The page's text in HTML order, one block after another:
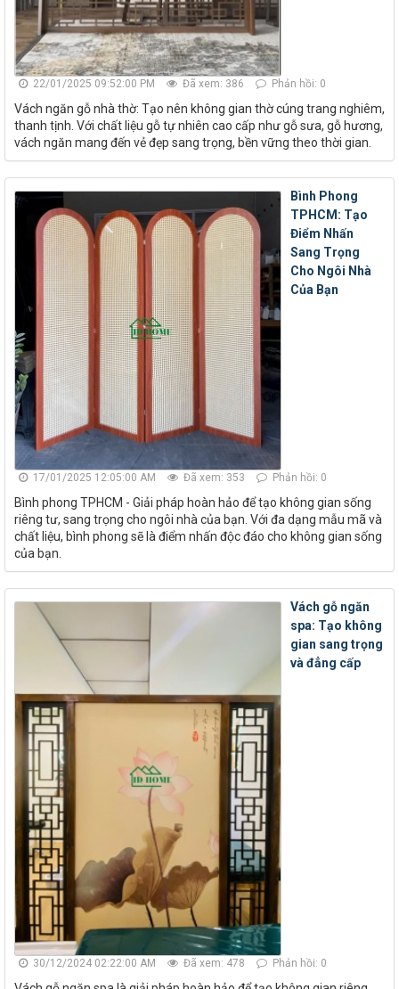
22/01/2025 09:52:00 PM Đã xem: 386 Phản hồi: 0
Vách ngăn gỗ nhà thờ: Tạo nên không gian thờ cúng trang nghiêm,
thanh tịnh. Với chất liệu gỗ tự nhiên cao cấp như gỗ sưa, gỗ hương,
vách ngăn mang đến vẻ đẹp sang trọng, bền vững theo thời gian.
Bình Phong
TPHCM: Tạo
Điểm Nhấn
Sang Trọng
Cho Ngôi Nhà
Của Bạn
17/01/2025 12:05:00 AM Đã xem: 353 Phản hồi: 0
Bình phong TPHCM - Giải pháp hoàn hảo để tạo không gian sống
riêng tư, sang trọng cho ngôi nhà của bạn. Với đa dạng mẫu mã và
chất liệu, bình phong sẽ là điểm nhấn độc đáo cho không gian sống
của bạn.
Vách gỗ ngăn
spa: Tạo không
gian sang trọng
và đẳng cấp
30/12/2024 02:22:00 AM Đã xem: 478 Phản hồi: 0